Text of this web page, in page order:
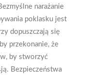
narażanie
poklasku jest
dopuszczają się
przekonanie, że
by stworzyć
Bezpieczeństwa